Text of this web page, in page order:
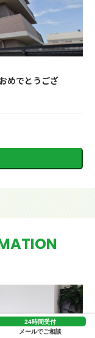
めでとうござ
24時間受付
メールでご相談